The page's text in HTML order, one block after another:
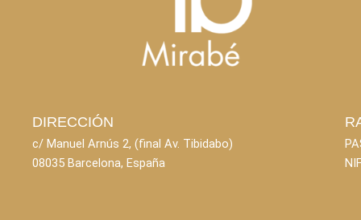
DIRECCIÓN
c/ Manuel Arnús 2, (final Av. Tibidabo)
08035 Barcelona, España